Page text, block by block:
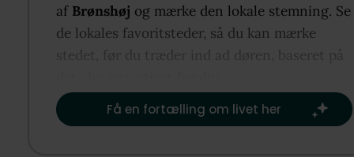
fra Vordingborg og byder på hvide grebsfrie
med træbordplade og tilhørende hårde hvidevarer. I
køkkenet er der en mindre spiseplads og direkte
et gæstetoilet. 1. sal: Her får man den perfekte
planløsning med adgang til ter gode soveværelser,
af Brønshøj og mærke den lokale stemning. Se
de lokales favoritsteder, så du kan mærke
stedet, før du træder ind ad døren, baseret på
Få en fortælling om livet her